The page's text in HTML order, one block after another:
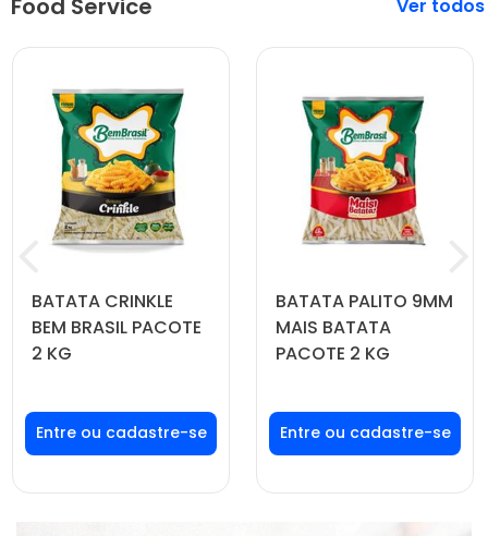
Food Service
BATATA CRINKLE
BEM BRASIL PACOTE
2 KG
Faça seu login ou
cadastre-se para
ver preços e
BATATA PALITO 9MM
MAIS BATATA
PACOTE 2 KG
Faça seu login ou
cadastre-se para
ver preços e